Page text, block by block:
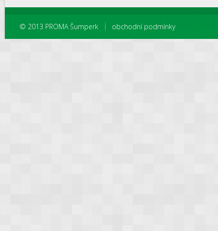
© 2013 PROMA Šumperk obchodní podmínky